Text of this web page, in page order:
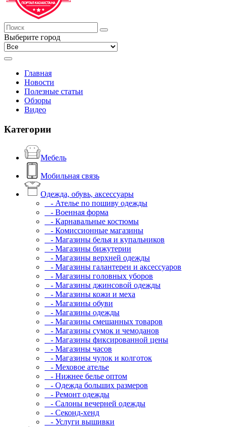
Выберите город
Главная
Новости
Полезные статьи
Обзоры
Видео
Категории
Мебель
Мобильная связь
Одежда, обувь, аксессуары
- Ателье по пошиву одежды
- Военная форма
- Карнавальные костюмы
- Комиссионные магазины
- Магазины белья и купальников
- Магазины бижутерии
- Магазины верхней одежды
- Магазины галантереи и аксессуаров
- Магазины головных уборов
- Магазины джинсовой одежды
- Магазины кожи и меха
- Магазины обуви
- Магазины одежды
- Магазины смешанных товаров
- Магазины сумок и чемоданов
- Магазины фиксированной цены
- Магазины часов
- Магазины чулок и колготок
- Меховое ателье
- Нижнее белье оптом
- Одежда больших размеров
- Ремонт одежды
- Салоны вечерней одежды
- Секонд-хенд
- Услуги вышивки